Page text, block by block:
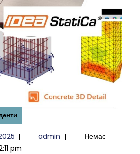
14
Листопада,
| admin admin
|
Немає
pm